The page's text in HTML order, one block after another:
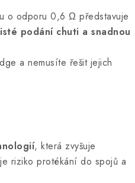
o odporu 0,6 Ω představuje
podání chuti a snadnou
a nemusíte řešit jejich
, která zvyšuje
riziko protékání do spojů a